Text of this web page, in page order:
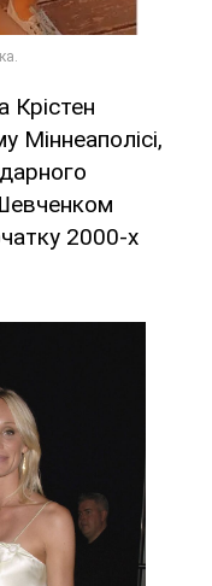
Крістен
Міннеаполісі,
2000-х